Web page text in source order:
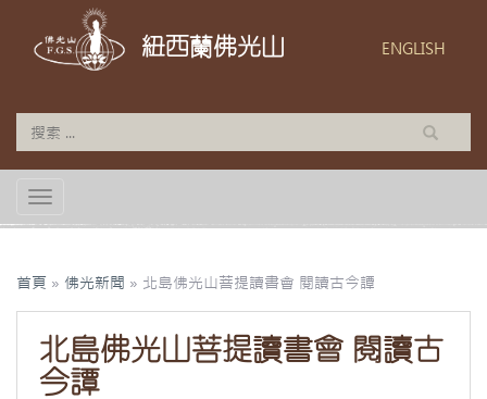
紐西蘭佛光山 ENGLISH
TOGGLE NAVIGATION
首頁 » 佛光新聞 » 北島佛光山菩提讀書會 閱讀古今譚
北島佛光山菩提讀書會 閱讀古
今譚